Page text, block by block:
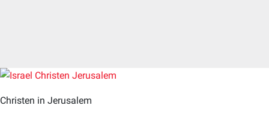
Christen in Jerusalem